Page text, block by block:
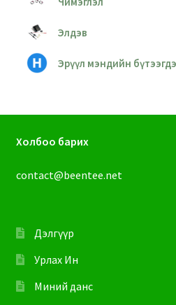
Элдэв
Эрүүл мэндийн
Холбоо барих
contact@beentee.net
Дэлгүүр
Урлах Ин
Миний данс